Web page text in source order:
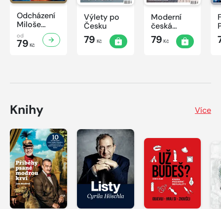
Odcházení
Miloše
Zemana
od
79 Kč
Výlety po
Česku
79 Kč
Moderní
česká
architektura
79 Kč
Knihy Více